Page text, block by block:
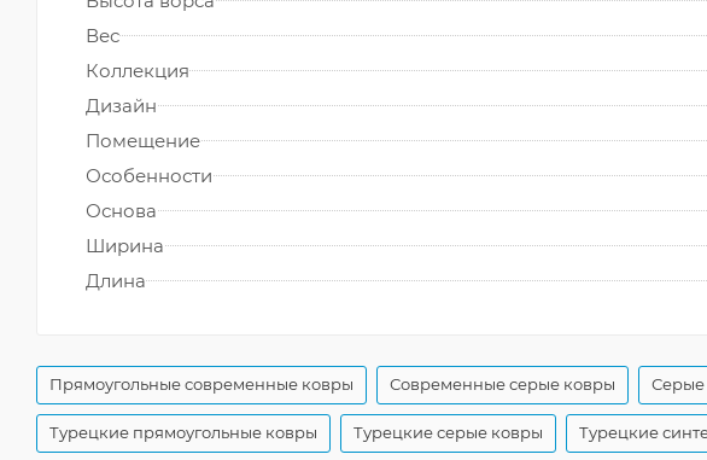
Вес
Коллекция
Дизайн
Помещение
Особенности
Основа
Ширина
Длина
Прямоугольные современные ковры Современные серые ковры Серые
Турецкие прямоугольные ковры Турецкие серые ковры Турецкие